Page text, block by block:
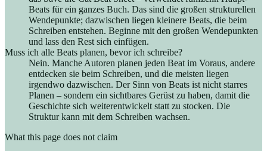
Beats für ein ganzes Buch. Das sind die großen strukturellen
Wendepunkte; dazwischen liegen kleinere Beats, die beim
Schreiben entstehen. Beginne mit den großen Wendepunkten
und lass den Rest sich einfügen.
Muss ich alle Beats planen, bevor ich schreibe?
Nein. Manche Autoren planen jeden Beat im Voraus, andere
entdecken sie beim Schreiben, und die meisten liegen
irgendwo dazwischen. Der Sinn von Beats ist nicht starres
Planen – sondern ein sichtbares Gerüst zu haben, damit die
Geschichte sich weiterentwickelt statt zu stocken. Die
Struktur kann mit dem Schreiben wachsen.
What this page does not claim